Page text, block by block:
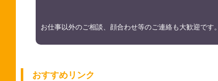
お仕事以外のご相談、顔合わせ等のご連絡も大歓迎です。
おすすめリンク